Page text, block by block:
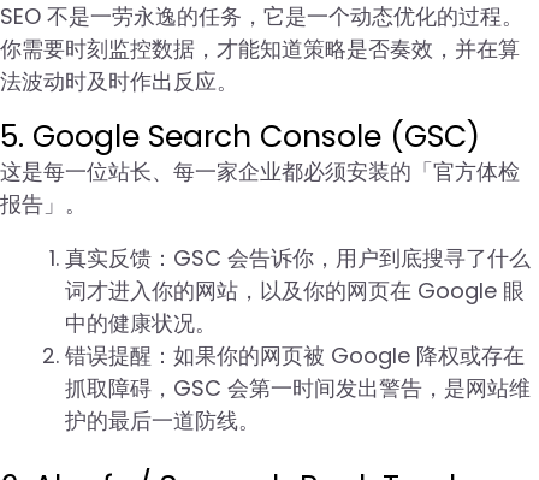
SEO 不是一劳永逸的任务，它是一个动态优化的过程。
你需要时刻监控数据，才能知道策略是否奏效，并在算
法波动时及时作出反应。
5. Google Search Console (GSC)
这是每一位站长、每一家企业都必须安装的「官方体检
报告」。
真实反馈：GSC 会告诉你，用户到底搜寻了什么
词才进入你的网站，以及你的网页在 Google 眼
中的健康状况。
错误提醒：如果你的网页被 Google 降权或存在
抓取障碍，GSC 会第一时间发出警告，是网站维
护的最后一道防线。